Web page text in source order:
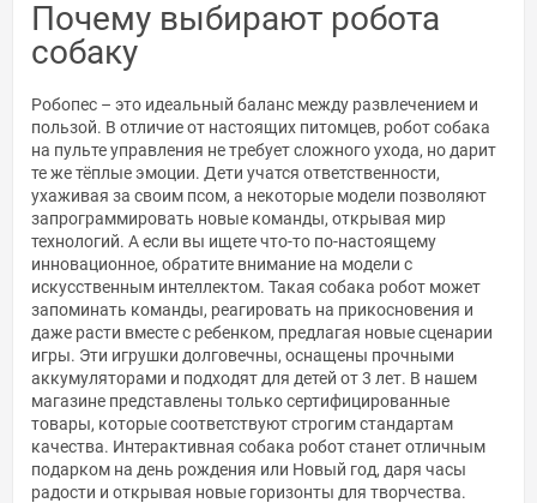
Почему выбирают робота
собаку
Робопес – это идеальный баланс между развлечением и
пользой. В отличие от настоящих питомцев, робот собака
на пульте управления не требует сложного ухода, но дарит
те же тёплые эмоции. Дети учатся ответственности,
ухаживая за своим псом, а некоторые модели позволяют
запрограммировать новые команды, открывая мир
технологий. А если вы ищете что-то по-настоящему
инновационное, обратите внимание на модели с
искусственным интеллектом. Такая собака робот может
запоминать команды, реагировать на прикосновения и
даже расти вместе с ребенком, предлагая новые сценарии
игры. Эти игрушки долговечны, оснащены прочными
аккумуляторами и подходят для детей от 3 лет. В нашем
магазине представлены только сертифицированные
товары, которые соответствуют строгим стандартам
качества. Интерактивная собака робот станет отличным
подарком на день рождения или Новый год, даря часы
радости и открывая новые горизонты для творчества.